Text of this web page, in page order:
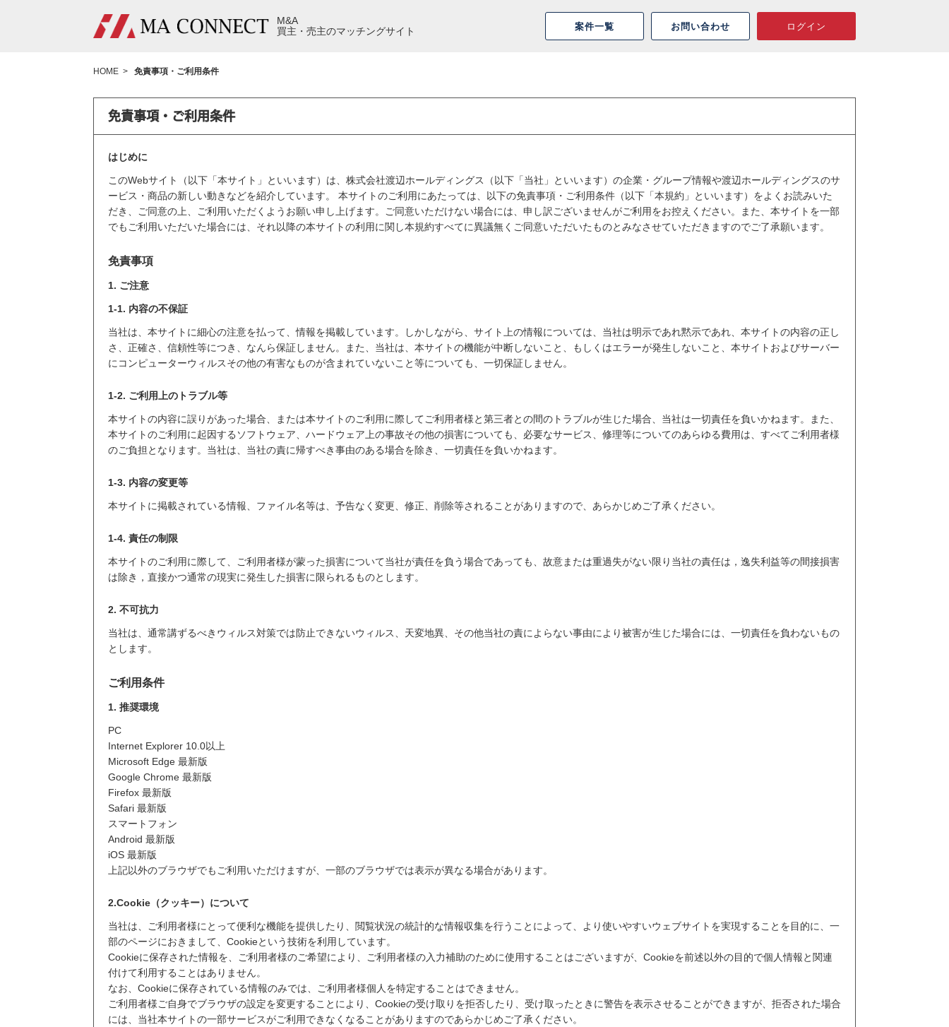
M&A
買主・売主のマッチングサイト
案件一覧 お問い合わせ ログイン
HOME 免責事項・ご利用条件
免責事項・ご利用条件
はじめに
このWebサイト（以下「本サイト」といいます）は、株式会社渡辺ホールディングス（以下「当社」といいます）の企業・グループ情報や渡辺ホールディングスのサ
ービス・商品の新しい動きなどを紹介しています。 本サイトのご利用にあたっては、以下の免責事項・ご利用条件（以下「本規約」といいます）をよくお読みいた
だき、ご同意の上、ご利用いただくようお願い申し上げます。ご同意いただけない場合には、申し訳ございませんがご利用をお控えください。また、本サイトを一部
でもご利用いただいた場合には、それ以降の本サイトの利用に関し本規約すべてに異議無くご同意いただいたものとみなさせていただきますのでご了承願います。
免責事項
1. ご注意
1-1. 内容の不保証
当社は、本サイトに細心の注意を払って、情報を掲載しています。しかしながら、サイト上の情報については、当社は明示であれ黙示であれ、本サイトの内容の正し
さ、正確さ、信頼性等につき、なんら保証しません。また、当社は、本サイトの機能が中断しないこと、もしくはエラーが発生しないこと、本サイトおよびサーバー
にコンピューターウィルスその他の有害なものが含まれていないこと等についても、一切保証しません。
1-2. ご利用上のトラブル等
本サイトの内容に誤りがあった場合、または本サイトのご利用に際してご利用者様と第三者との間のトラブルが生じた場合、当社は一切責任を負いかねます。また、
本サイトのご利用に起因するソフトウェア、ハードウェア上の事故その他の損害についても、必要なサービス、修理等についてのあらゆる費用は、すべてご利用者様
のご負担となります。当社は、当社の責に帰すべき事由のある場合を除き、一切責任を負いかねます。
1-3. 内容の変更等
本サイトに掲載されている情報、ファイル名等は、予告なく変更、修正、削除等されることがありますので、あらかじめご了承ください。
1-4. 責任の制限
本サイトのご利用に際して、ご利用者様が蒙った損害について当社が責任を負う場合であっても、故意または重過失がない限り当社の責任は，逸失利益等の間接損害
は除き，直接かつ通常の現実に発生した損害に限られるものとします。
2. 不可抗力
当社は、通常講ずるべきウィルス対策では防止できないウィルス、天変地異、その他当社の責によらない事由により被害が生じた場合には、一切責任を負わないもの
とします。
ご利用条件
1. 推奨環境
PC
Internet Explorer 10.0以上
Microsoft Edge 最新版
Google Chrome 最新版
Firefox 最新版
Safari 最新版
スマートフォン
Android 最新版
iOS 最新版
上記以外のブラウザでもご利用いただけますが、一部のブラウザでは表示が異なる場合があります。
2.Cookie（クッキー）について
当社は、ご利用者様にとって便利な機能を提供したり、閲覧状況の統計的な情報収集を行うことによって、より使いやすいウェブサイトを実現することを目的に、一
部のページにおきまして、Cookieという技術を利用しています。
Cookieに保存された情報を、ご利用者様のご希望により、ご利用者様の入力補助のために使用することはございますが、Cookieを前述以外の目的で個人情報と関連
付けて利用することはありません。
なお、Cookieに保存されている情報のみでは、ご利用者様個人を特定することはできません。
ご利用者様ご自身でブラウザの設定を変更することにより、Cookieの受け取りを拒否したり、受け取ったときに警告を表示させることができますが、拒否された場合
には、当社本サイトの一部サービスがご利用できなくなることがありますのであらかじめご了承ください。